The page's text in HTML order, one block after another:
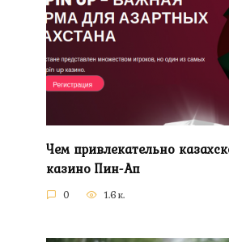
Чем привлекательно
казино Пин-Ап
0 1.6к.